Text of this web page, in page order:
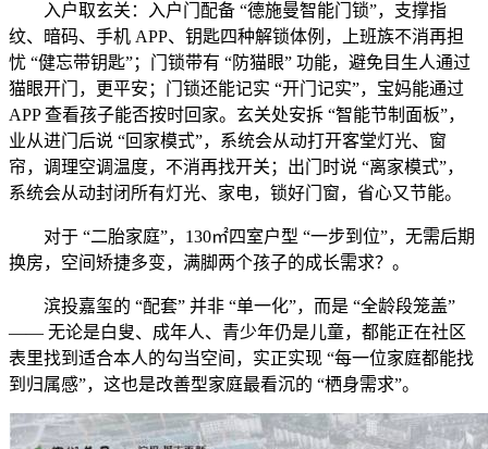
入户取玄关：入户门配备 “德施曼智能门锁”，支撑指
纹、暗码、手机 APP、钥匙四种解锁体例，上班族不消再担
忧 “健忘带钥匙”；门锁带有 “防猫眼” 功能，避免目生人通过
猫眼开门，更平安；门锁还能记实 “开门记实”，宝妈能通过
APP 查看孩子能否按时回家。玄关处安拆 “智能节制面板”，
业从进门后说 “回家模式”，系统会从动打开客堂灯光、窗
帘，调理空调温度，不消再找开关；出门时说 “离家模式”，
系统会从动封闭所有灯光、家电，锁好门窗，省心又节能。
对于 “二胎家庭”，130㎡四室户型 “一步到位”，无需后期
换房，空间矫捷多变，满脚两个孩子的成长需求？。
滨投嘉玺的 “配套” 并非 “单一化”，而是 “全龄段笼盖”
—— 无论是白叟、成年人、青少年仍是儿童，都能正在社区
表里找到适合本人的勾当空间，实正实现 “每一位家庭都能找
到归属感”，这也是改善型家庭最看沉的 “栖身需求”。